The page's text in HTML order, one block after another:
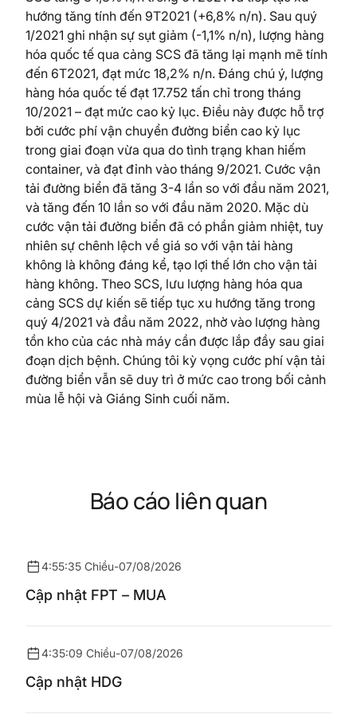
hướng tăng tính đến 9T2021 (+6,8% n/n). Sau quý
1/2021 ghi nhận sự sụt giảm (-1,1% n/n), lượng hàng
hóa quốc tế qua cảng SCS đã tăng lại mạnh mẽ tính
đến 6T2021, đạt mức 18,2% n/n. Đáng chú ý, lượng
hàng hóa quốc tế đạt 17.752 tấn chỉ trong tháng
10/2021 – đạt mức cao kỷ lục. Điều này được hỗ trợ
bởi cước phí vận chuyển đường biển cao kỷ lục
trong giai đoạn vừa qua do tình trạng khan hiếm
container, và đạt đỉnh vào tháng 9/2021. Cước vận
tải đường biển đã tăng 3-4 lần so với đầu năm 2021,
và tăng đến 10 lần so với đầu năm 2020. Mặc dù
cước vận tải đường biển đã có phần giảm nhiệt, tuy
nhiên sự chênh lệch về giá so với vận tải hàng
không là không đáng kể, tạo lợi thế lớn cho vận tải
hàng không. Theo SCS, lưu lượng hàng hóa qua
cảng SCS dự kiến sẽ tiếp tục xu hướng tăng trong
quý 4/2021 và đầu năm 2022, nhờ vào lượng hàng
tồn kho của các nhà máy cần được lắp đầy sau giai
đoạn dịch bệnh. Chúng tôi kỳ vọng cước phí vận tải
đường biển vẫn sẽ duy trì ở mức cao trong bối cảnh
mùa lễ hội và Giáng Sinh cuối năm.
Báo cáo liên quan
4:55:35 Chiều-07/08/2026
Cập nhật FPT – MUA
4:35:09 Chiều-07/08/2026
Cập nhật HDG